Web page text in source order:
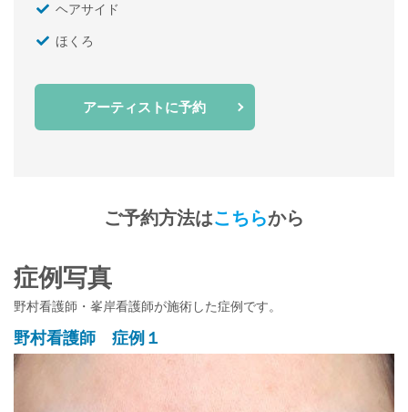
ヘアサイド
ほくろ
アーティストに予約
ご予約方法はこちらから
症例写真
野村看護師・峯岸看護師が施術した症例です。
野村看護師 症例１